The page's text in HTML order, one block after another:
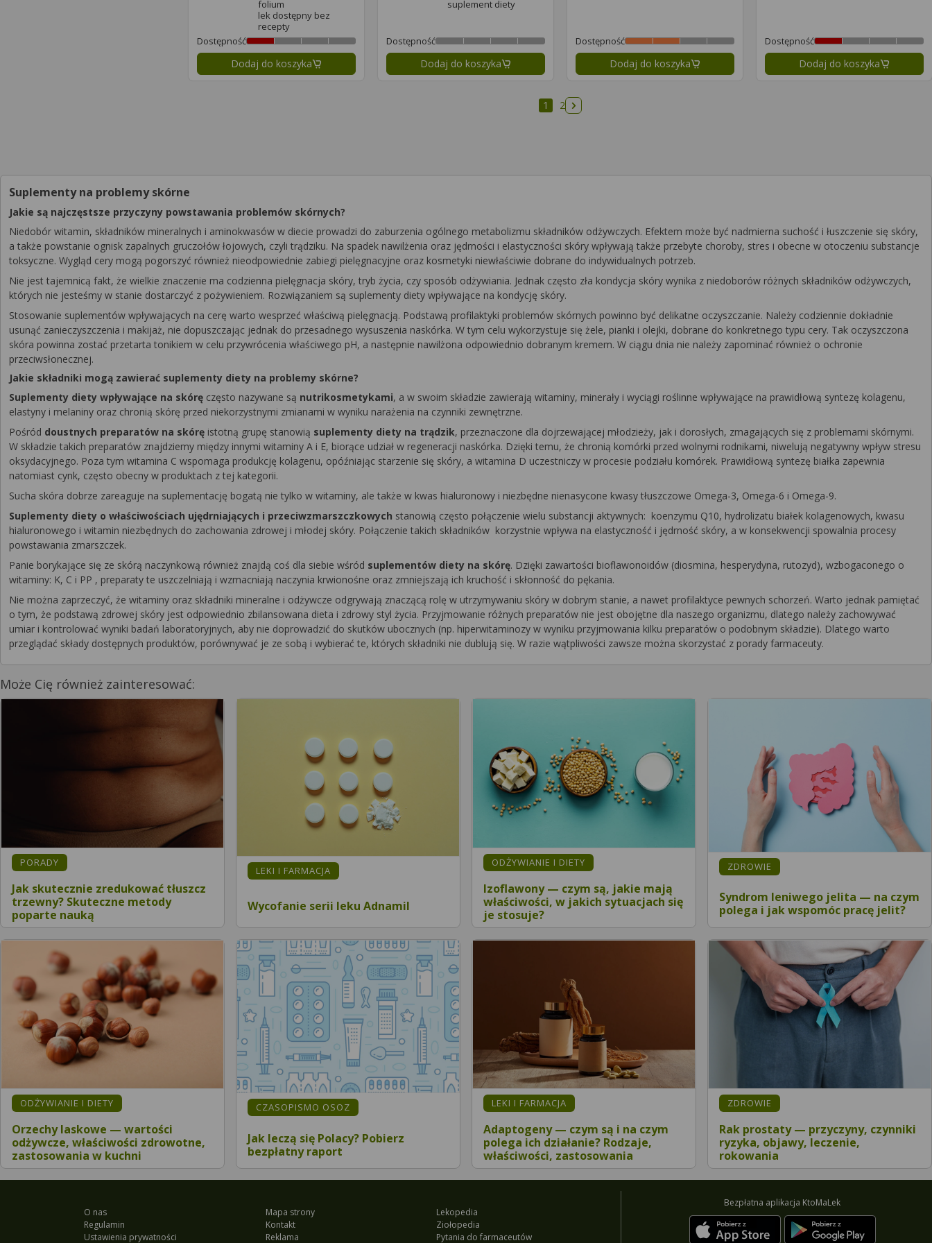
folium
lek dostępny bez
recepty
Dostępność
Dodaj do koszyka
suplement diety
Dostępność
Dodaj do koszyka
Dostępność
Dodaj do koszyka
Dostępność
Dodaj do koszyka
1 2 Następna strona
Suplementy na problemy skórne
Jakie są najczęstsze przyczyny powstawania problemów skórnych?
Niedobór witamin, składników mineralnych i aminokwasów w diecie prowadzi do zaburzenia ogólnego metabolizmu składników odżywczych. Efektem może być nadmierna suchość i łuszczenie się skóry,
a także powstanie ognisk zapalnych gruczołów łojowych, czyli trądziku. Na spadek nawilżenia oraz jędrności i elastyczności skóry wpływają także przebyte choroby, stres i obecne w otoczeniu substancje
toksyczne. Wygląd cery mogą pogorszyć również nieodpowiednie zabiegi pielęgnacyjne oraz kosmetyki niewłaściwie dobrane do indywidualnych potrzeb.
Nie jest tajemnicą fakt, że wielkie znaczenie ma codzienna pielęgnacja skóry, tryb życia, czy sposób odżywiania. Jednak często zła kondycja skóry wynika z niedoborów różnych składników odżywczych,
których nie jesteśmy w stanie dostarczyć z pożywieniem. Rozwiązaniem są suplementy diety wpływające na kondycję skóry.
Stosowanie suplementów wpływających na cerę warto wesprzeć właściwą pielęgnacją. Podstawą profilaktyki problemów skórnych powinno być delikatne oczyszczanie. Należy codziennie dokładnie
usunąć zanieczyszczenia i makijaż, nie dopuszczając jednak do przesadnego wysuszenia naskórka. W tym celu wykorzystuje się żele, pianki i olejki, dobrane do konkretnego typu cery. Tak oczyszczona
skóra powinna zostać przetarta tonikiem w celu przywrócenia właściwego pH, a następnie nawilżona odpowiednio dobranym kremem. W ciągu dnia nie należy zapominać również o ochronie
przeciwsłonecznej.
Jakie składniki mogą zawierać suplementy diety na problemy skórne?
Suplementy diety wpływające na skórę często nazywane są nutrikosmetykami, a w swoim składzie zawierają witaminy, minerały i wyciągi roślinne wpływające na prawidłową syntezę kolagenu,
elastyny i melaniny oraz chronią skórę przed niekorzystnymi zmianami w wyniku narażenia na czynniki zewnętrzne.
Pośród doustnych preparatów na skórę istotną grupę stanowią suplementy diety na trądzik, przeznaczone dla dojrzewającej młodzieży, jak i dorosłych, zmagających się z problemami skórnymi.
W składzie takich preparatów znajdziemy między innymi witaminy A i E, biorące udział w regeneracji naskórka. Dzięki temu, że chronią komórki przed wolnymi rodnikami, niwelują negatywny wpływ stresu
oksydacyjnego. Poza tym witamina C wspomaga produkcję kolagenu, opóźniając starzenie się skóry, a witamina D uczestniczy w procesie podziału komórek. Prawidłową syntezę białka zapewnia
natomiast cynk, często obecny w produktach z tej kategorii.
Sucha skóra dobrze zareaguje na suplementację bogatą nie tylko w witaminy, ale także w kwas hialuronowy i niezbędne nienasycone kwasy tłuszczowe Omega-3, Omega-6 i Omega-9.
Suplementy diety o właściwościach ujędrniających i przeciwzmarszczkowych stanowią często połączenie wielu substancji aktywnych: koenzymu Q10, hydrolizatu białek kolagenowych, kwasu
hialuronowego i witamin niezbędnych do zachowania zdrowej i młodej skóry. Połączenie takich składników korzystnie wpływa na elastyczność i jędrność skóry, a w konsekwencji spowalnia procesy
powstawania zmarszczek.
Panie borykające się ze skórą naczynkową również znajdą coś dla siebie wśród suplementów diety na skórę. Dzięki zawartości bioflawonoidów (diosmina, hesperydyna, rutozyd), wzbogaconego o
witaminy: K, C i PP , preparaty te uszczelniają i wzmacniają naczynia krwionośne oraz zmniejszają ich kruchość i skłonność do pękania.
Nie można zaprzeczyć, że witaminy oraz składniki mineralne i odżywcze odgrywają znaczącą rolę w utrzymywaniu skóry w dobrym stanie, a nawet profilaktyce pewnych schorzeń. Warto jednak pamiętać
o tym, że podstawą zdrowej skóry jest odpowiednio zbilansowana dieta i zdrowy styl życia. Przyjmowanie różnych preparatów nie jest obojętne dla naszego organizmu, dlatego należy zachowywać
umiar i kontrolować wyniki badań laboratoryjnych, aby nie doprowadzić do skutków ubocznych (np. hiperwitaminozy w wyniku przyjmowania kilku preparatów o podobnym składzie). Dlatego warto
przeglądać składy dostępnych produktów, porównywać je ze sobą i wybierać te, których składniki nie dublują się. W razie wątpliwości zawsze można skorzystać z porady farmaceuty.
Może Cię również zainteresować:
PORADY
Jak skutecznie zredukować tłuszcz
trzewny? Skuteczne metody
poparte nauką
LEKI I FARMACJA
Wycofanie serii leku Adnamil
ODŻYWIANIE I DIETY
Izoflawony — czym są, jakie mają
właściwości, w jakich sytuacjach się
je stosuje?
ZDROWIE
Syndrom leniwego jelita — na czym
polega i jak wspomóc pracę jelit?
ODŻYWIANIE I DIETY
Orzechy laskowe — wartości
odżywcze, właściwości zdrowotne,
zastosowania w kuchni
CZASOPISMO OSOZ
Jak leczą się Polacy? Pobierz
bezpłatny raport
LEKI I FARMACJA
Adaptogeny — czym są i na czym
polega ich działanie? Rodzaje,
właściwości, zastosowania
ZDROWIE
Rak prostaty — przyczyny, czynniki
ryzyka, objawy, leczenie,
rokowania
O nas
Regulamin
Ustawienia prywatności
Mapa strony
Kontakt
Reklama
Lekopedia
Ziołopedia
Pytania do farmaceutów
Bezpłatna aplikacja KtoMaLek